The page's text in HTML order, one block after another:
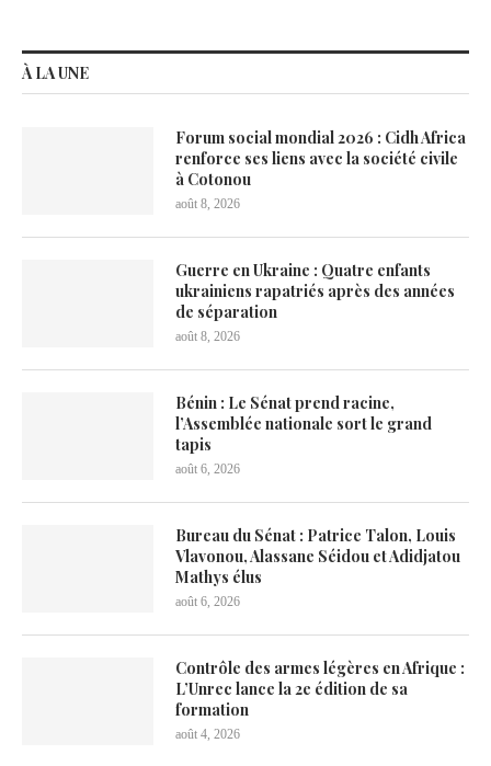
À LA UNE
Forum social mondial 2026 : Cidh Africa
renforce ses liens avec la société civile
à Cotonou
août 8, 2026
Guerre en Ukraine : Quatre enfants
ukrainiens rapatriés après des années
de séparation
août 8, 2026
Bénin : Le Sénat prend racine,
l’Assemblée nationale sort le grand
tapis
août 6, 2026
Bureau du Sénat : Patrice Talon, Louis
Vlavonou, Alassane Séidou et Adidjatou
Mathys élus
août 6, 2026
Contrôle des armes légères en Afrique :
L’Unrec lance la 2e édition de sa
formation
août 4, 2026